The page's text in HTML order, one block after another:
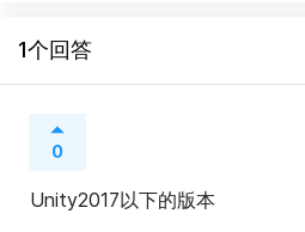
1个回答
0
Unity2017以下的版本